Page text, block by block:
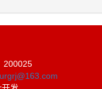
200025